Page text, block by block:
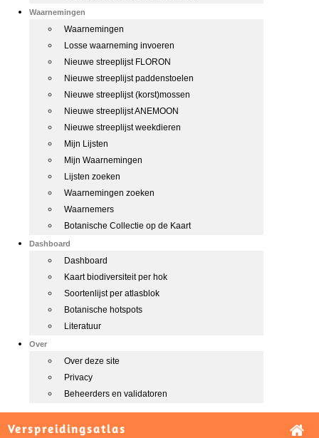
Waarnemingen
Waarnemingen
Losse waarneming invoeren
Nieuwe streeplijst FLORON
Nieuwe streeplijst paddenstoelen
Nieuwe streeplijst (korst)mossen
Nieuwe streeplijst ANEMOON
Nieuwe streeplijst weekdieren
Mijn Lijsten
Mijn Waarnemingen
Lijsten zoeken
Waarnemingen zoeken
Waarnemers
Botanische Collectie op de Kaart
Dashboard
Dashboard
Kaart biodiversiteit per hok
Soortenlijst per atlasblok
Botanische hotspots
Literatuur
Over
Over deze site
Privacy
Beheerders en validatoren
Verspreidingsatlas